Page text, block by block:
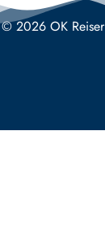
© 2026 OK Reiser